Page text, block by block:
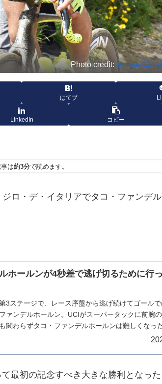
Photo credit: Ronan
はてブ
LinkedIn コピー
事は約3分で読めます。
ロ・デ・イタリアでタコ・ファンデ
ホールンが4秒差で逃げ切るために行
3ステージで、レース序盤から逃げ続けてゴール
ァンデルホールン。UCIがスーパータックに前腕
関わらずタコ・ファンデルホールンは難しくなっ
最初の記念すべき大きな勝利となった